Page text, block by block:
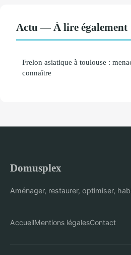
Actu — À lire également
Frelon asiatique à toulouse :
connaître
Domusplex
Aménager, restaurer, optimiser,
AccueilMentions légalesContact